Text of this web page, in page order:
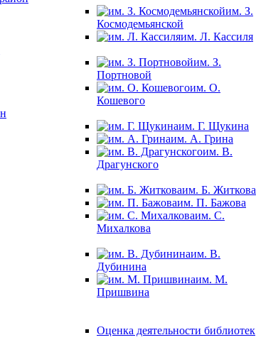
им. З.
Космодемьянской
им. Л. Кассиля
им. З.
Портновой
им. О.
Кошевого
им. Г. Щукина
им. А. Грина
им. В.
Драгунского
им. Б. Житкова
им. П. Бажова
им. С.
Михалкова
им. В.
Дубинина
им. М.
Пришвина
Оценка деятельности библиотек